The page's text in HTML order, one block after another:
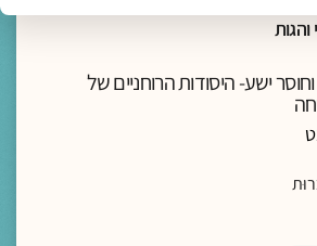
והגות
וחוסר ישע- היסודות הרוחניים של